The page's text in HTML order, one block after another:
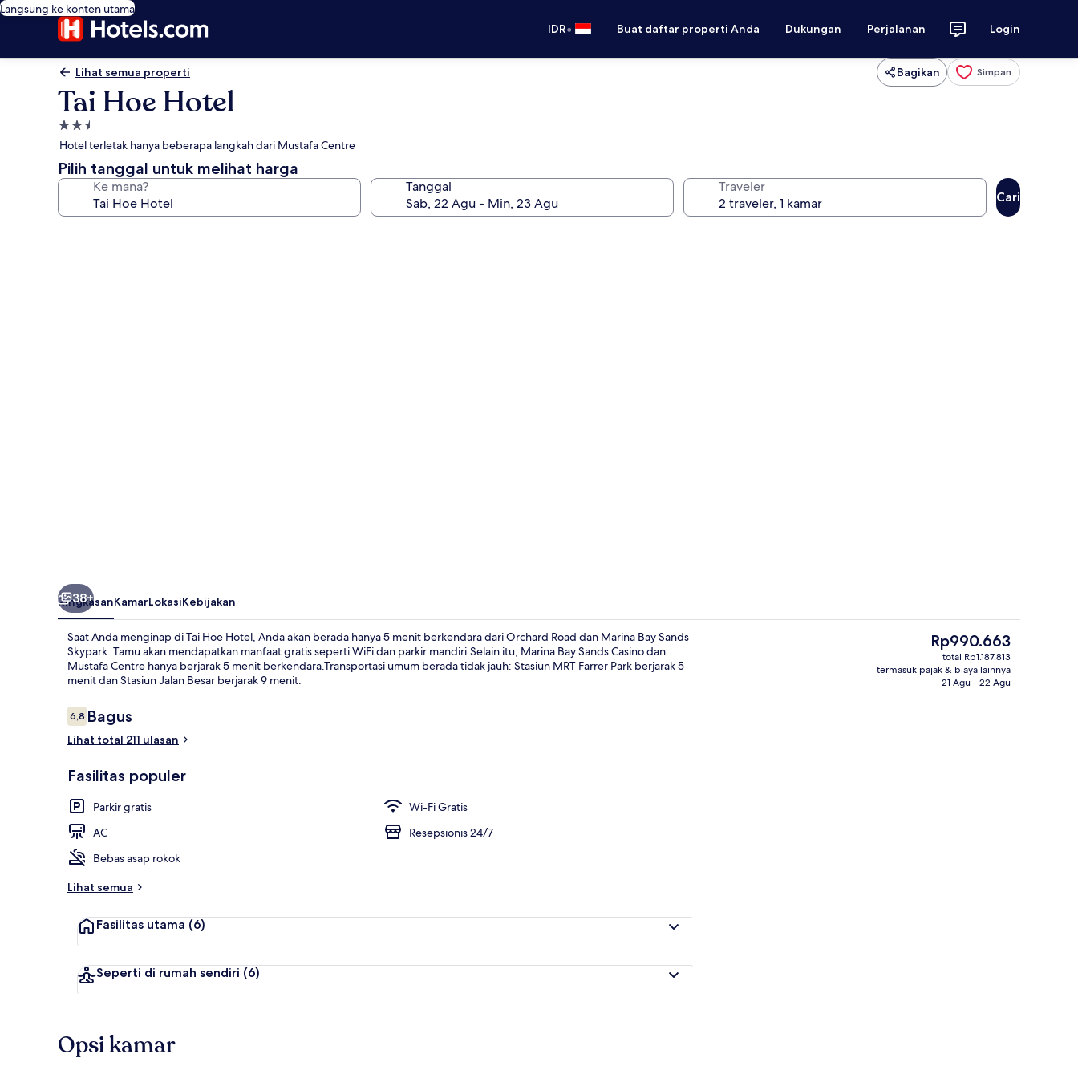
Langsung ke konten utama
IDR• Buat daftar properti Anda Dukungan Perjalanan Login
Lihat semua properti Bagikan Simpan
Tai Hoe Hotel
Properti
bintang
2.5
Hotel terletak hanya beberapa langkah dari Mustafa Centre
Pilih tanggal untuk melihat harga
Ke mana? Tanggal Traveler
Cari
Resepsionis
38+
RingkasanKamarLokasiKebijakan
Saat Anda menginap di Tai Hoe Hotel, Anda akan berada hanya 5 menit berkendara dari Orchard Road dan Marina Bay Sands
Skypark. Tamu akan mendapatkan manfaat gratis seperti WiFi dan parkir mandiri.Selain itu, Marina Bay Sands Casino dan
Mustafa Centre hanya berjarak 5 menit berkendara.Transportasi umum berada tidak jauh: Stasiun MRT Farrer Park berjarak 5
menit dan Stasiun Jalan Besar berjarak 9 menit.
Ulasan
6,86,8 dari 10
Bagus
Lihat total 211 ulasan
Fasilitas populer
Parkir gratis
Wi-Fi Gratis
AC
Resepsionis 24/7
Bebas asap rokok
Lihat semua
Fasilitas utama (6)
Seperti di rumah sendiri (6)
Harga
saat
ini
Rp990.663
Rp990.663
total Rp1.187.813
termasuk pajak & biaya lainnya
21 Agu - 22 Agu
Opsi kamar